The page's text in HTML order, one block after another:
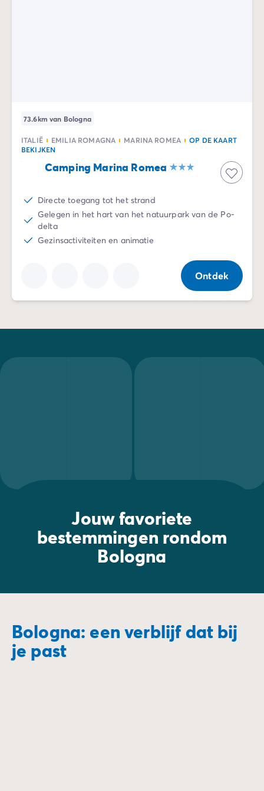
73.6km van Bologna
ITALIË EMILIA ROMAGNA MARINA ROMEA
OP DE KAART
BEKIJKEN
Camping Marina Romea
Directe toegang tot het strand
Gelegen in het hart van het natuurpark van de Po-
delta
Gezinsactiviteiten en animatie
Ontdek
Jouw favoriete
bestemmingen rondom
Bologna
Bologna: een verblijf dat bij
je past